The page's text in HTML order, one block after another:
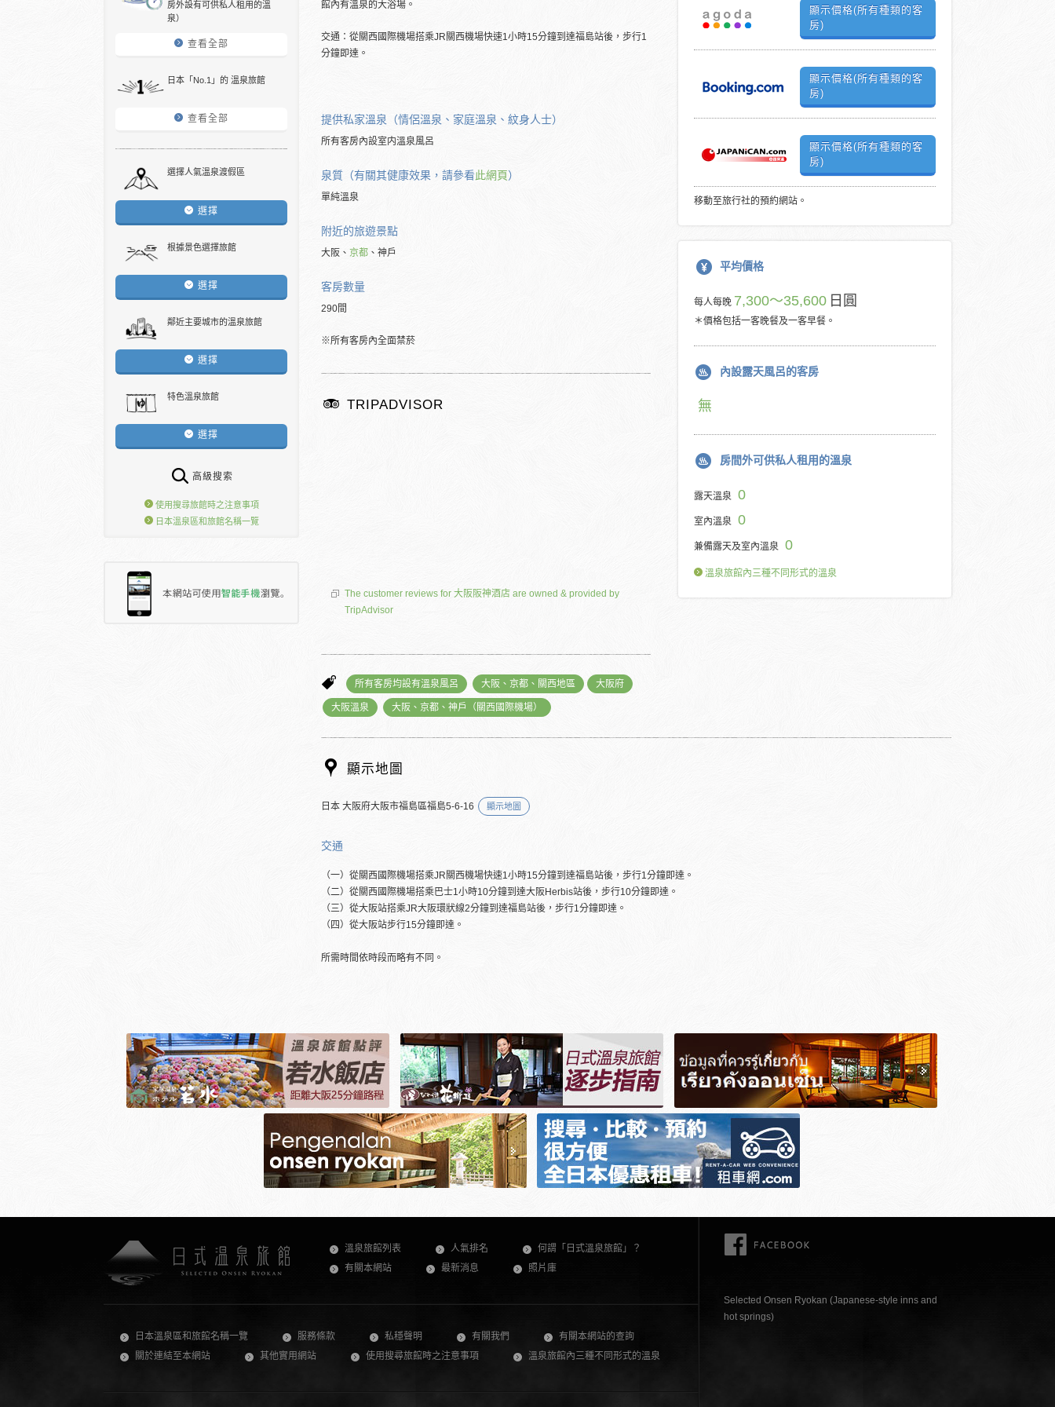
房外設有可供私人租用的溫
泉）
查看全部
日本「No.1」的 溫泉旅館
查看全部
選擇人氣溫泉渡假區
選擇
根據景色選擇旅館
選擇
鄰近主要城市的溫泉旅館
選擇
特色溫泉旅館
選擇
高級搜索
使用搜尋旅館時之注意事項
日本溫泉區和旅館名稱一覽
館內有溫泉的大浴場。
交通：從關西國際機場搭乘JR關西機場快速1小時15分鐘到達福島站後，步行1
分鐘即達。
提供私家溫泉（情侶溫泉、家庭溫泉、紋身人士）
所有客房內設室内溫泉風呂
泉質（有關其健康效果，請參看此網頁）
單純溫泉
附近的旅遊景點
大阪、 京都 、神戶
客房數量
290間
※所有客房內全面禁菸
TRIPADVISOR
The customer reviews for 大阪阪神酒店 are owned & provided by
TripAdvisor
所有客房均設有溫泉風呂 大阪、京都、關西地區 大阪府
大阪溫泉 大阪、京都、神戶（關西國際機場）
顯示價格(所有種類的客
房)
顯示價格(所有種類的客
房)
顯示價格(所有種類的客
房)
移動至旅行社的預約網站。
平均價格
每人每晚 7,300～35,600 日圓
＊價格包括一客晚餐及一客早餐。
內設露天風呂的客房
無
房間外可供私人租用的溫泉
露天溫泉 0
室內溫泉 0
兼備露天及室內溫泉 0
溫泉旅館內三種不同形式的溫泉
顯示地圖
日本 大阪府大阪市福島區福島5-6-16 顯示地圖
交通
（一）從關西國際機場搭乘JR關西機場快速1小時15分鐘到達福島站後，步行1分鐘即達。
（二）從關西國際機場搭乘巴士1小時10分鐘到達大阪Herbis站後，步行10分鐘即達。
（三）從大阪站搭乘JR大阪環狀線2分鐘到達福島站後，步行1分鐘即達。
（四）從大阪站步行15分鐘即達。
所需時間依時段而略有不同。
Selected Onsen Ryokan (Japanese-style inns and
hot springs)
溫泉旅館列表 人氣排名
何謂「日式溫泉旅館」？
有關本網站
最新消息 照片庫
日本溫泉區和旅館名稱一覽 服務條款 私穩聲明 有關我們
有關本網站的查詢
關於連結至本網站
其他實用網站 使用搜尋旅館時之注意事項 溫泉旅館內三種不同形式的溫泉